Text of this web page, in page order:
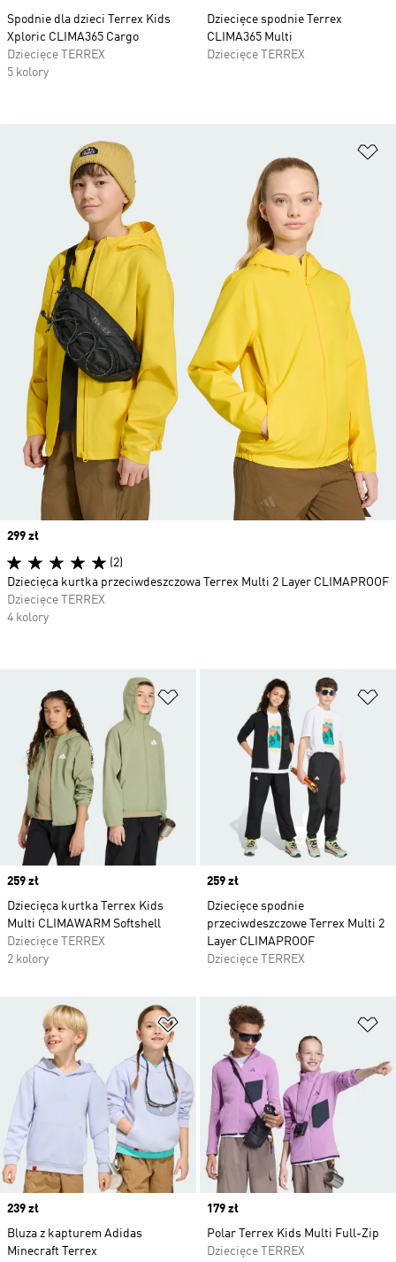
Spodnie dla dzieci Terrex Kids
Xploric CLIMA365 Cargo
Dziecięce TERREX
5 kolory
Dziecięce spodnie Terrex
CLIMA365 Multi
Dziecięce TERREX
Dodaj do listy życzeń
Price
259 zł
Dziecięca kurtka Terrex Kids
Multi CLIMAWARM Softshell
Dziecięce TERREX
2 kolory
Price
259 zł
Dziecięce spodnie
przeciwdeszczowe Terrex Multi 2
Layer CLIMAPROOF
Dziecięce TERREX
Dodaj do listy życzeń
Price
239 zł
Bluza z kapturem Adidas
Minecraft Terrex
Price
179 zł
Polar Terrex Kids Multi Full-Zip
Dziecięce TERREX
Price
299 zł
(2)
Dziecięca kurtka przeciwdeszczowa Terrex Multi 2 Layer CLIMAPROOF
Dziecięce TERREX
4 kolory